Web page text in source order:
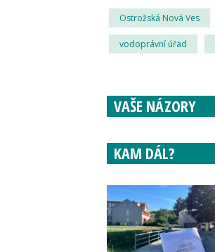
Ostrožská Nová Ves
vodoprávní úřad
VAŠE NÁZORY
KAM DÁL?